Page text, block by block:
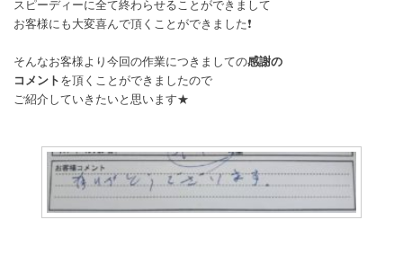
スピーディーに全て終わらせることができまして
お客様にも大変喜んで頂くことができました❗
そんなお客様より今回の作業につきましての感謝の
コメント を頂くことができましたので
ご紹介していきたいと思います★